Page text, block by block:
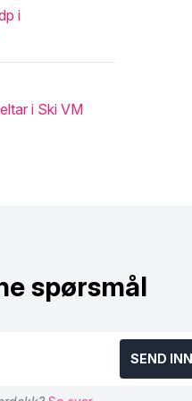
i
i Ski VM
spørsmål
SEND